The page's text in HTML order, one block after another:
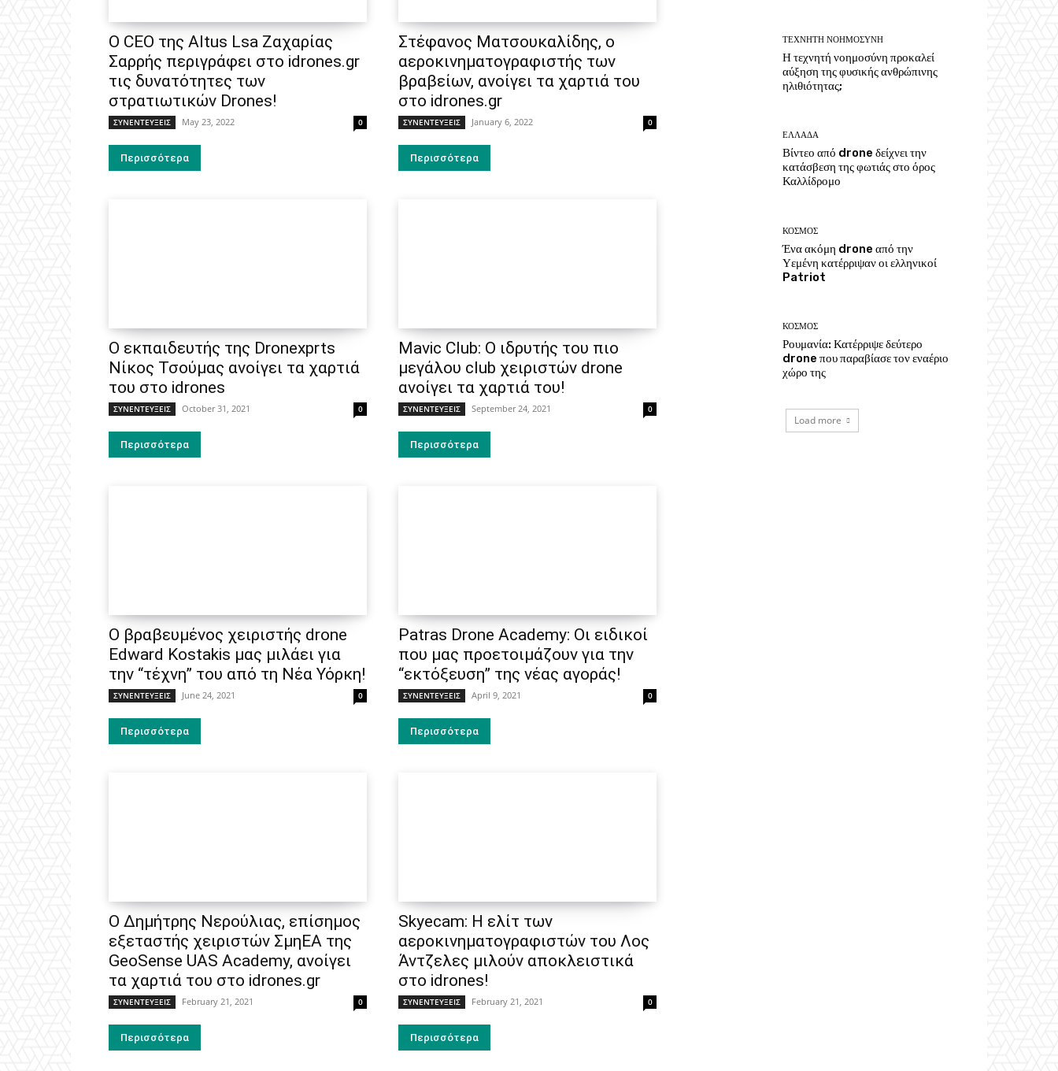
Ο CEO της Altus Lsa Ζαχαρίας
Σαρρής περιγράφει στο idrones.gr
τις δυνατότητες των
στρατιωτικών Drones!
ΣΥΝΕΝΤΕΥΞΕΙΣ May 23, 2022 0
Περισσότερα
Στέφανος Ματσουκαλίδης, ο
αεροκινηματογραφιστής των
βραβείων, ανοίγει τα χαρτιά του
στο idrones.gr
ΣΥΝΕΝΤΕΥΞΕΙΣ January 6, 2022 0
Περισσότερα
Ο εκπαιδευτής της Dronexprts
Νίκος Τσούμας ανοίγει τα χαρτιά
του στο idrones
ΣΥΝΕΝΤΕΥΞΕΙΣ October 31, 2021 0
Περισσότερα
Mavic Club: Ο ιδρυτής του πιο
μεγάλου club χειριστών drone
ανοίγει τα χαρτιά του!
ΣΥΝΕΝΤΕΥΞΕΙΣ September 24, 2021 0
Περισσότερα
Ο βραβευμένος χειριστής drone
Edward Kostakis μας μιλάει για
την “τέχνη” του από τη Νέα Υόρκη!
ΣΥΝΕΝΤΕΥΞΕΙΣ June 24, 2021 0
Περισσότερα
Patras Drone Academy: Οι ειδικοί
που μας προετοιμάζουν για την
“εκτόξευση” της νέας αγοράς!
ΣΥΝΕΝΤΕΥΞΕΙΣ April 9, 2021 0
Περισσότερα
Ο Δημήτρης Νερούλιας, επίσημος
εξεταστής χειριστών ΣμηΕΑ της
GeoSense UAS Academy, ανοίγει
τα χαρτιά του στο idrones.gr
ΣΥΝΕΝΤΕΥΞΕΙΣ February 21, 2021 0
Περισσότερα
Skyecam: Η ελίτ των
αεροκινηματογραφιστών του Λος
Άντζελες μιλούν αποκλειστικά
στο idrones!
ΣΥΝΕΝΤΕΥΞΕΙΣ February 21, 2021 0
Περισσότερα
ΤΕΧΝΗΤΗ ΝΟΗΜΟΣΥΝΗ
Η τεχνητή νοημοσύνη προκαλεί
αύξηση της φυσικής ανθρώπινης
ηλιθιότητας;
ΕΛΛΑΔΑ
Βίντεο από drone δείχνει την
κατάσβεση της φωτιάς στο όρος
Καλλίδρομο
ΚΟΣΜΟΣ
Ένα ακόμη drone από την
Υεμένη κατέρριψαν οι ελληνικοί
Patriot
ΚΟΣΜΟΣ
Ρουμανία: Κατέρριψε δεύτερο
drone που παραβίασε τον εναέριο
χώρο της
Load more